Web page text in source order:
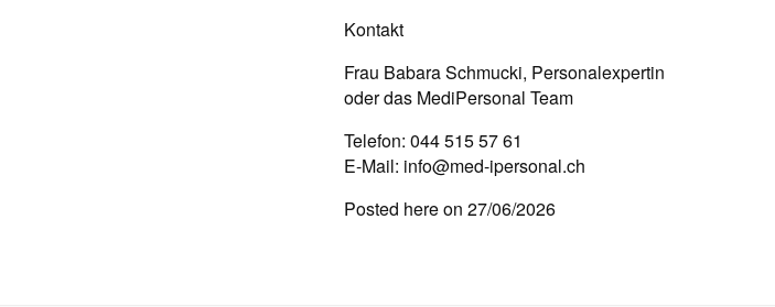
Kontakt
Frau Babara Schmucki, Personalexpertin
oder das MediPersonal Team
Telefon: 044 515 57 61
E-Mail: info@med-ipersonal.ch
Posted here on 27/06/2026